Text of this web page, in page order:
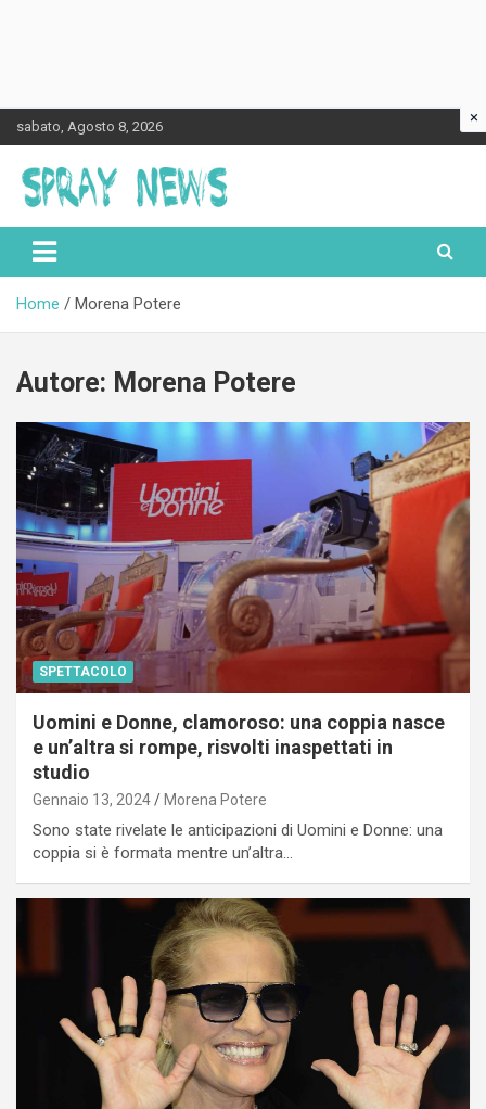
to
content
sabato, Agosto 8, 2026
Spraynews.it
Home Morena Potere
Autore: Morena Potere
SPETTACOLO
Uomini e Donne, clamoroso: una coppia nasce
e un’altra si rompe, risvolti inaspettati in
studio
Gennaio 13, 2024 Morena Potere
Sono state rivelate le anticipazioni di Uomini e Donne: una
coppia si è formata mentre un’altra…
×